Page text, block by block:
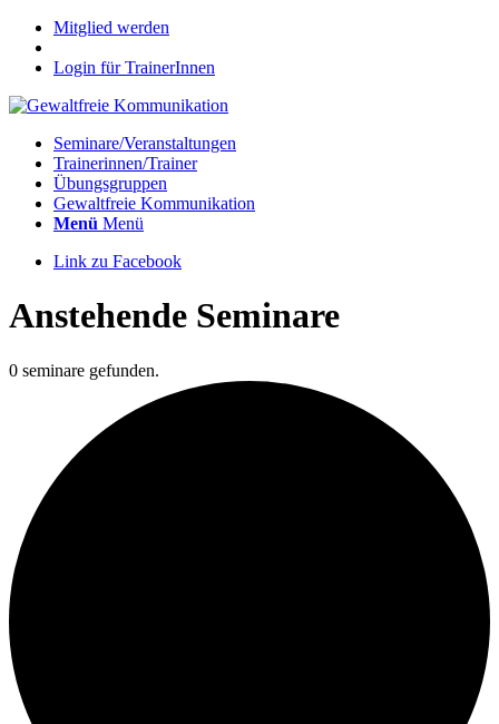
Mitglied werden
Login für TrainerInnen
Seminare/Veranstaltungen
Trainerinnen/Trainer
Übungsgruppen
Gewaltfreie Kommunikation
Menü Menü
Link zu Facebook
Anstehende Seminare
0 seminare gefunden.